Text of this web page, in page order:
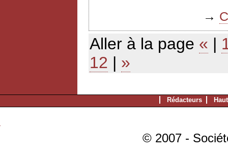
→
Aller à la page « |
12 | »
Rédacteurs
© 2007 -